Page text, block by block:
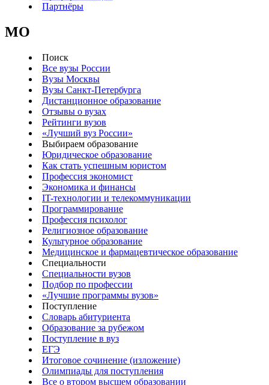
Партнёры
MO
Поиск
Все вузы России
Вузы Москвы
Вузы Санкт-Петербурга
Дистанционное образование
Отзывы о вузах
Рейтинги вузов
«Лучший вуз России»
Выбираем образование
Юридическое образование
Как стать успешным юристом
Профессия экономист
Экономика и финансы
IT-технологии и телекоммуникации
Программирование
Профессия психолог
Религиозное образование
Культурное образование
Медицинское и фармацевтическое образование
Специальности
Специальности вузов
Подбор по профессии
«Лучшие программы вузов»
Поступление
Словарь абитуриента
Образование за рубежом
Поступление в вуз
ЕГЭ
Итоговое сочинение (изложение)
Олимпиады для поступления
Все о втором высшем образовании